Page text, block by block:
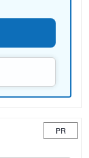
PR